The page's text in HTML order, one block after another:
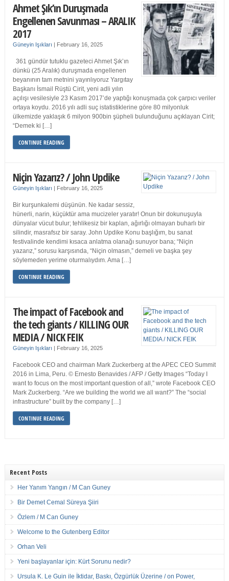
Ahmet Şık’ın Duruşmada
Engellenen Savunması – ARALIK
2017
Güneyin Işıkları | February 16, 2025
361 gündür tutuklu gazeteci Ahmet Şık’ın
dünkü (25 Aralık) duruşmada engellenen
beyanının tam metnini yayınlıyoruz Yargıtay
Başkanı İsmail Rüştü Cirit, yeni adli yılın
açılışı vesilesiyle 23 Kasım 2017’de yaptığı konuşmada çok çarpıcı veriler
ortaya koydu. 2016 yılı adli suç istatistiklerine göre 80 milyonluk
ülkemizde yaklaşık 6 milyon 900bin şüpheli bulunduğunu açıklayan Cirit;
“Demek ki […]
CONTINUE READING
Niçin Yazarız? / John Updike
Güneyin Işıkları | February 16, 2025
Bir kurşunkalemi düşünün. Ne kadar sessiz,
hünerli, narin, küçüktür ama mucizeler yaratır! Onun bir dokunuşuyla
dünyalar vücut bulur; tehlikesiz bir kaplan, ağırlığı olmayan buharlı bir
silindir, masrafsız bir saray. John Updike Konu başlığım, bu sanat
festivalinde kendimi kısaca anlatma olanağı sunuyor bana; “Niçin
yazarız,” sorusu karşısında, “Niçin olmasın,” demeli ve başka şey
söylemeden yerime oturmalıydım. Ama […]
CONTINUE READING
The impact of Facebook and
the tech giants / KILLING OUR
MEDIA / NICK FEIK
Güneyin Işıkları | February 16, 2025
Facebook CEO and chairman Mark Zuckerberg at the APEC CEO Summit
2016 in Lima, Peru. © Ernesto Benavides / AFP / Getty Images “Today I
want to focus on the most important question of all,” wrote Facebook CEO
Mark Zuckerberg. “Are we building the world we all want?” The “social
infrastructure” built by the company […]
CONTINUE READING
Recent Posts
Her Yanım Yangın / M Can Guney
Bir Demet Cemal Süreya Şiiri
Özlem / M Can Guney
Welcome to the Gutenberg Editor
Orhan Veli
Yeni başlayanlar için: Kürt Sorunu nedir?
Ursula K. Le Guin ile İktidar, Baskı, Özgürlük Üzerine / on Power,